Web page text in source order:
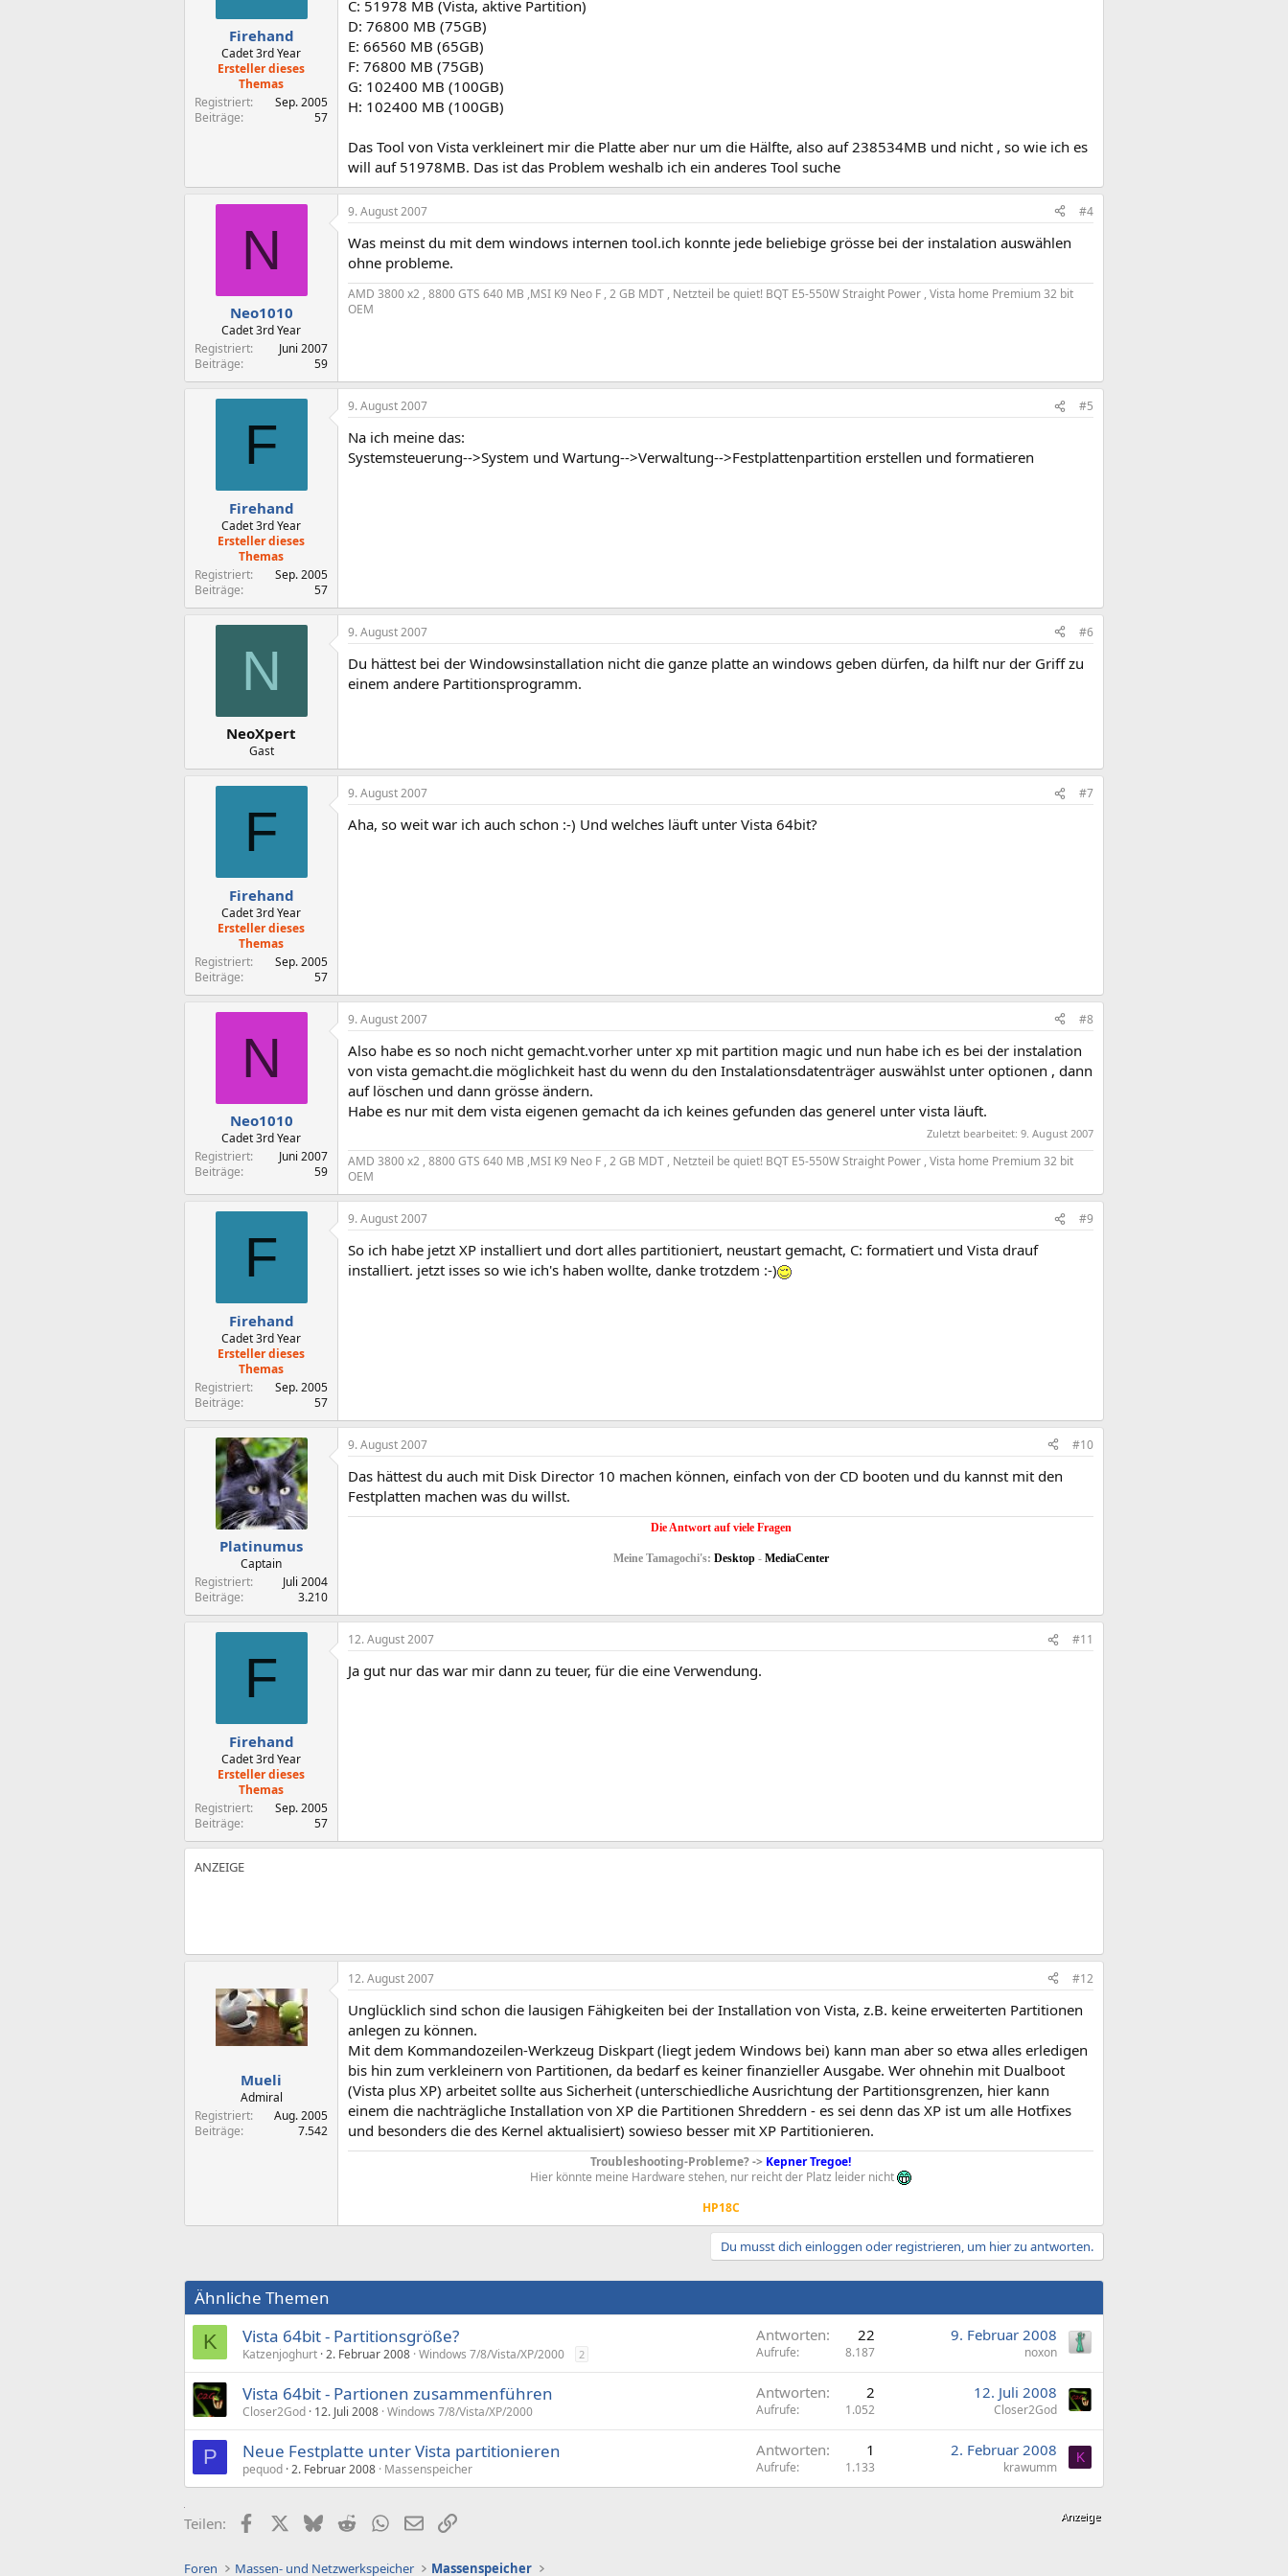
Firehand
Cadet 3rd Year
Ersteller dieses
Themas
Registriert
Sep. 2005
Beiträge
57
C: 51978 MB (Vista, aktive Partition)
D: 76800 MB (75GB)
E: 66560 MB (65GB)
F: 76800 MB (75GB)
G: 102400 MB (100GB)
H: 102400 MB (100GB)
Das Tool von Vista verkleinert mir die Platte aber nur um die Hälfte, also auf 238534MB und nicht , so wie ich es
will auf 51978MB. Das ist das Problem weshalb ich ein anderes Tool suche
N
Neo1010
Cadet 3rd Year
Registriert
Juni 2007
Beiträge
59
9. August 2007 #4
Was meinst du mit dem windows internen tool.ich konnte jede beliebige grösse bei der instalation auswählen
ohne probleme.
AMD 3800 x2 , 8800 GTS 640 MB ,MSI K9 Neo F , 2 GB MDT , Netzteil be quiet! BQT E5-550W Straight Power , Vista home Premium 32 bit
OEM
F
Firehand
Cadet 3rd Year
Ersteller dieses
Themas
Registriert
Sep. 2005
Beiträge
57
9. August 2007 #5
Na ich meine das:
Systemsteuerung-->System und Wartung-->Verwaltung-->Festplattenpartition erstellen und formatieren
N
NeoXpert
Gast
9. August 2007 #6
Du hättest bei der Windowsinstallation nicht die ganze platte an windows geben dürfen, da hilft nur der Griff zu
einem andere Partitionsprogramm.
F
Firehand
Cadet 3rd Year
Ersteller dieses
Themas
Registriert
Sep. 2005
Beiträge
57
9. August 2007 #7
Aha, so weit war ich auch schon :-) Und welches läuft unter Vista 64bit?
N
Neo1010
Cadet 3rd Year
Registriert
Juni 2007
Beiträge
59
9. August 2007 #8
Also habe es so noch nicht gemacht.vorher unter xp mit partition magic und nun habe ich es bei der instalation
von vista gemacht.die möglichkeit hast du wenn du den Instalationsdatenträger auswählst unter optionen , dann
auf löschen und dann grösse ändern.
Habe es nur mit dem vista eigenen gemacht da ich keines gefunden das generel unter vista läuft.
Zuletzt bearbeitet: 9. August 2007
AMD 3800 x2 , 8800 GTS 640 MB ,MSI K9 Neo F , 2 GB MDT , Netzteil be quiet! BQT E5-550W Straight Power , Vista home Premium 32 bit
OEM
F
Firehand
Cadet 3rd Year
Ersteller dieses
Themas
Registriert
Sep. 2005
Beiträge
57
9. August 2007 #9
So ich habe jetzt XP installiert und dort alles partitioniert, neustart gemacht, C: formatiert und Vista drauf
installiert. jetzt isses so wie ich's haben wollte, danke trotzdem :-)
Platinumus
Captain
Registriert
Juli 2004
Beiträge
3.210
9. August 2007 #10
Das hättest du auch mit Disk Director 10 machen können, einfach von der CD booten und du kannst mit den
Festplatten machen was du willst.
Die Antwort auf viele Fragen
Meine Tamagochi's: Desktop- MediaCenter
F
Firehand
Cadet 3rd Year
Ersteller dieses
Themas
Registriert
Sep. 2005
Beiträge
57
12. August 2007 #11
Ja gut nur das war mir dann zu teuer, für die eine Verwendung.
Mueli
Admiral
Registriert
Aug. 2005
Beiträge
7.542
12. August 2007 #12
Unglücklich sind schon die lausigen Fähigkeiten bei der Installation von Vista, z.B. keine erweiterten Partitionen
anlegen zu können.
Mit dem Kommandozeilen-Werkzeug Diskpart (liegt jedem Windows bei) kann man aber so etwa alles erledigen
bis hin zum verkleinern von Partitionen, da bedarf es keiner finanzieller Ausgabe. Wer ohnehin mit Dualboot
(Vista plus XP) arbeitet sollte aus Sicherheit (unterschiedliche Ausrichtung der Partitionsgrenzen, hier kann
einem die nachträgliche Installation von XP die Partitionen Shreddern - es sei denn das XP ist um alle Hotfixes
und besonders die des Kernel aktualisiert) sowieso besser mit XP Partitionieren.
Troubleshooting-Probleme? -> Kepner Tregoe!
Hier könnte meine Hardware stehen, nur reicht der Platz leider nicht
HP18C
Du musst dich einloggen oder registrieren, um hier zu antworten.
Ähnliche Themen
K Vista 64bit - Partitionsgröße?
Katzenjoghurt 2. Februar 2008 Windows 7/8/Vista/XP/2000 2
Antworten 22
Aufrufe 8.187
9. Februar 2008
noxon
Vista 64bit - Partionen zusammenführen
Closer2God 12. Juli 2008 Windows 7/8/Vista/XP/2000
Antworten 2
Aufrufe 1.052
12. Juli 2008
Closer2God
P Neue Festplatte unter Vista partitionieren
pequod 2. Februar 2008 Massenspeicher
Antworten 1
Aufrufe 1.133
2. Februar 2008
krawumm
K
Teilen: FacebookX (Twitter)
BlueskyRedditWhatsApp
E-MailLink
Foren Massen- und Netzwerkspeicher Massenspeicher